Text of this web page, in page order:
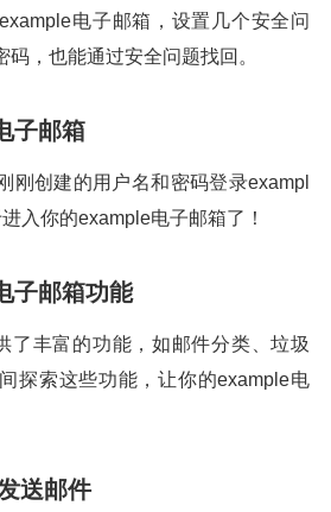
电子邮箱，设置几个安全问
，也能通过安全问题找回。
子邮箱
刚创建的用户名和密码登录exampl
入你的example电子邮箱了！
子邮箱功能
了丰富的功能，如邮件分类、垃圾
探索这些功能，让你的example电
送邮件